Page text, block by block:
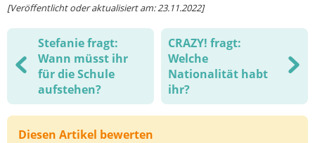
[Veröffentlicht oder aktualisiert am: 23.11.2022]
Stefanie fragt:
Wann müsst ihr
für die Schule
aufstehen?
CRAZY! fragt:
Welche
Nationalität habt
ihr?
Diesen Artikel bewerten